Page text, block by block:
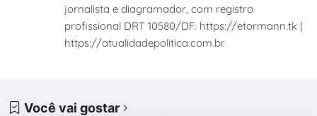
jornalista e diagramador, com registro
profissional DRT 10580/DF. https://etormann.tk |
https://atualidadepolitica.com.br
Você vai gostar